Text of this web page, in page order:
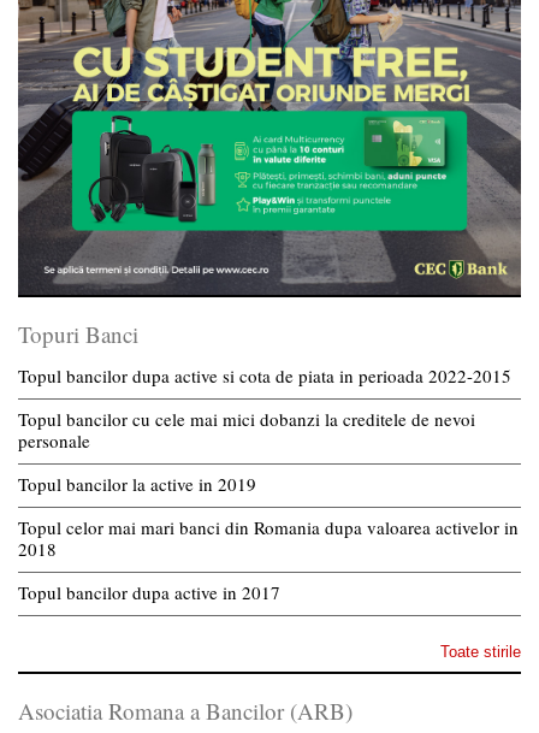
Topuri Banci
Topul bancilor dupa active si cota de piata in perioada 2022-2015
Topul bancilor cu cele mai mici dobanzi la creditele de nevoi
personale
Topul bancilor la active in 2019
Topul celor mai mari banci din Romania dupa valoarea activelor in
2018
Topul bancilor dupa active in 2017
Toate stirile
Asociatia Romana a Bancilor (ARB)